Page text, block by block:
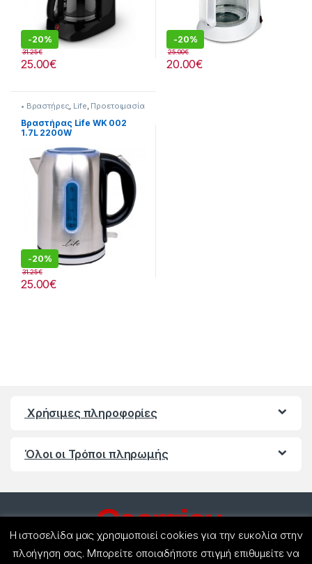
-20%
25.00€
31.25€
-20%
20.00€
25.00€
• Βραστήρες Life Προετοιμασία
Πρωινού
Βραστήρας Life WK 002
1.7L 2200W
-20%
25.00€
31.25€
Χρήσιμες πληροφορίες
Όλοι οι Τρόποι πληρωμής
Η ιστοσελίδα μας χρησιμοποιεί cookies για την ευκολία στην
πλοήγηση σας. Μπορείτε οποιαδήποτε στιγμή επιθυμείτε να